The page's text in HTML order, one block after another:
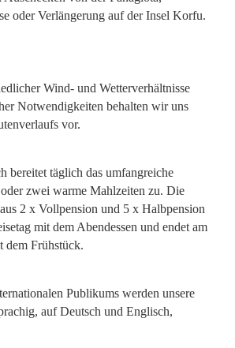
oder Verlängerung auf der Insel Korfu.
Wind- und Wetterverhältnisse
Notwendigkeiten behalten wir uns
vor.
bereitet täglich das umfangreiche
zwei warme Mahlzeiten zu. Die
2 x Vollpension und 5 x Halbpension
mit dem Abendessen und endet am
dem Frühstück.
Publikums werden unsere
auf Deutsch und Englisch,